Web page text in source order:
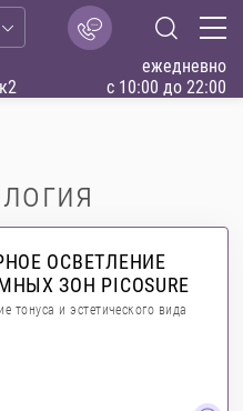
ежедневно
с 10:00 до 22:00
ОСВЕТЛЕНИЕ
ЗОН PICOSURE
тонуса и эстетического вида